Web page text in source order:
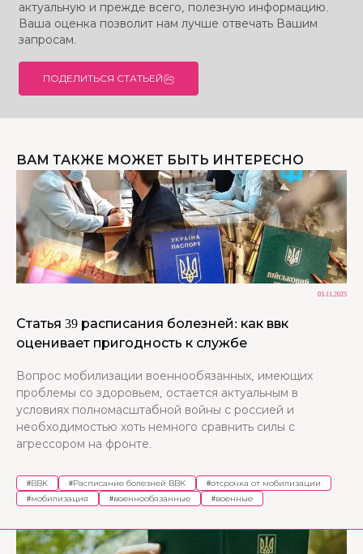
актуальную и прежде всего, полезную информацию.
Ваша оценка позволит нам лучше отвечать Вашим
запросам.
ПОДЕЛИТЬСЯ СТАТЬЕЙ
ВАМ ТАКЖЕ МОЖЕТ БЫТЬ ИНТЕРЕСНО
03.11.2025
Статья 39 расписания болезней: как ввк
оценивает пригодность к службе
Вопрос мобилизации военнообязанных, имеющих
проблемы со здоровьем, остается актуальным в
условиях полномасштабной войны с россией и
необходимостью хоть немного сравнить силы с
агрессором на фронте.
#ВВК #Расписание болезней ВВК #отсрочка от мобилизации
#мобилизация #военнообязанные #военные